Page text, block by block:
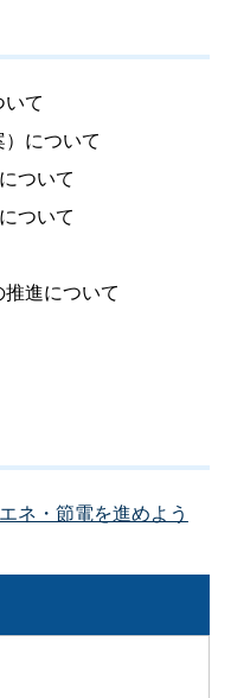
いて
）について
ついて
ついて
進について
ネ・節電を進めよう